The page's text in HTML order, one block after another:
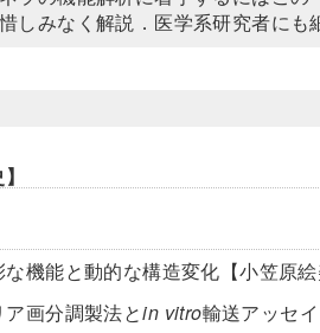
しみなく解説．医学系研究者に
能と動的な構造変化【小笠原絵
画分調製法とin vitro輸送アッセ